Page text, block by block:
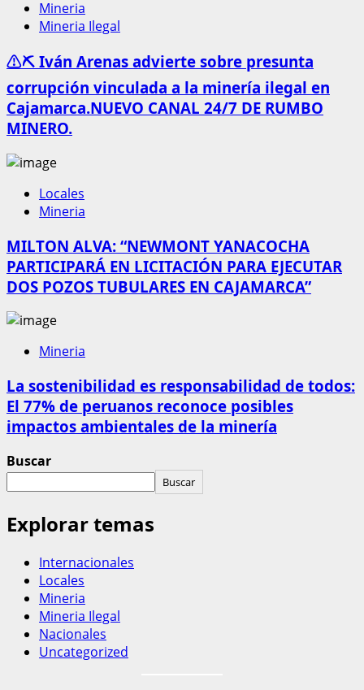
Mineria
Mineria Ilegal
⚠️⛏️ Iván Arenas advierte sobre presunta
corrupción vinculada a la minería ilegal en
Cajamarca.NUEVO CANAL 24/7 DE RUMBO
MINERO.
Locales
Mineria
MILTON ALVA: “NEWMONT YANACOCHA
PARTICIPARÁ EN LICITACIÓN PARA EJECUTAR
DOS POZOS TUBULARES EN CAJAMARCA”
Mineria
La sostenibilidad es responsabilidad de todos:
El 77% de peruanos reconoce posibles
impactos ambientales de la minería
Buscar
Buscar
Explorar temas
Internacionales
Locales
Mineria
Mineria Ilegal
Nacionales
Uncategorized